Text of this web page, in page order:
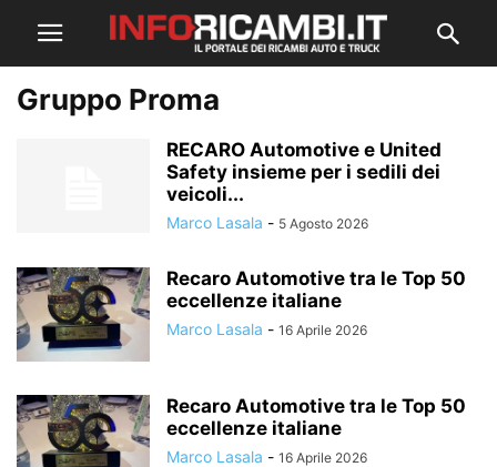
Gruppo Proma
RECARO Automotive e United
Safety insieme per i sedili dei
veicoli...
Marco Lasala - 5 Agosto 2026
Recaro Automotive tra le Top 50
eccellenze italiane
Marco Lasala - 16 Aprile 2026
Recaro Automotive tra le Top 50
eccellenze italiane
Marco Lasala - 16 Aprile 2026